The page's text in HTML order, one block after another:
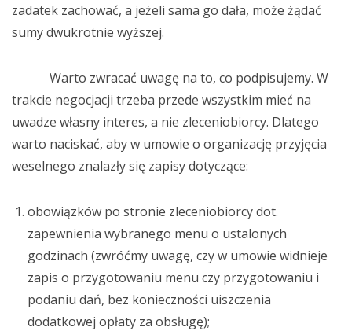
zadatek zachować, a jeżeli sama go dała, może żądać
sumy dwukrotnie wyższej.
Warto zwracać uwagę na to, co podpisujemy. W
trakcie negocjacji trzeba przede wszystkim mieć na
uwadze własny interes, a nie zleceniobiorcy. Dlatego
warto naciskać, aby w umowie o organizację przyjęcia
weselnego znalazły się zapisy dotyczące:
obowiązków po stronie zleceniobiorcy dot.
zapewnienia wybranego menu o ustalonych
godzinach (zwróćmy uwagę, czy w umowie widnieje
zapis o przygotowaniu menu czy przygotowaniu i
podaniu dań, bez konieczności uiszczenia
dodatkowej opłaty za obsługę);